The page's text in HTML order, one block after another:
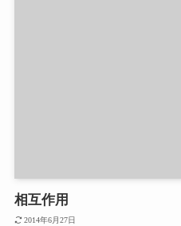
相互作用
2014年6月27日